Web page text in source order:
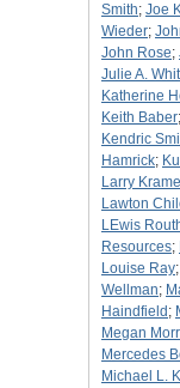
Smith; Joe
Wieder;
John Rose;
Julie A.
Katherine
Keith Baber;
Kendric
Hamrick;
Larry
Lawton
LEwis
Resources;
Louise Ray;
Wellman;
Haindfield ;
Megan
Mercedes
Michael L.